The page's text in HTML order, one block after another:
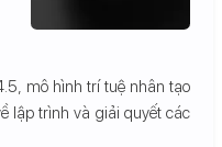
mô hình trí tuệ nhân tạo
lập trình và giải quyết các